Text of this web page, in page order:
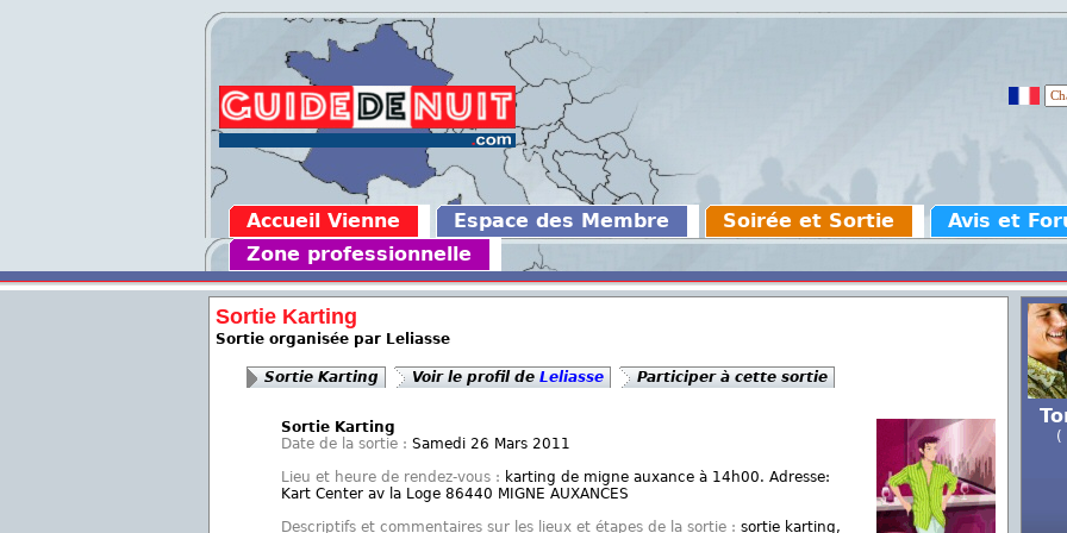
Accueil Vienne Espace des Membre Soirée et Sortie
Avis et
Zone professionnelle
Sortie Karting
Sortie organisée par Leliasse
Sortie Karting Voir le profil de Leliasse Participer à cette sortie
Sortie Karting
Date de la sortie : Samedi 26 Mars 2011
Lieu et heure de rendez-vous : karting de migne auxance à 14h00. Adresse:
Kart Center av la Loge 86440 MIGNE AUXANCES
Descriptifs et commentaires sur les lieux et étapes de la sortie : sortie karting,
(